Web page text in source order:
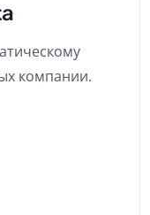
компании.